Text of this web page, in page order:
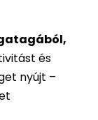
és
nyújt –